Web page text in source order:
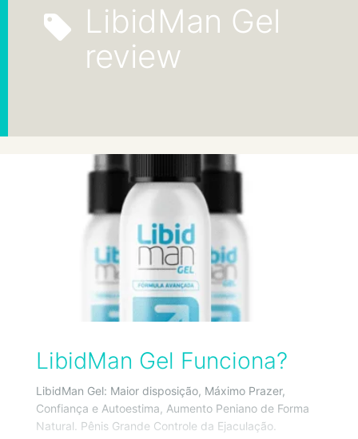
LibidMan Gel
review
LibidMan Gel Funciona?
LibidMan Gel: Maior disposição, Máximo Prazer,
Confiança e Autoestima, Aumento Peniano de Forma
Natural. Pênis Grande Controle da Ejaculação.